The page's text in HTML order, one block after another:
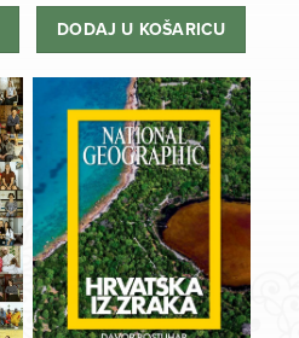
38,80 €.
34,90 €.
DODAJ U KOŠARICU